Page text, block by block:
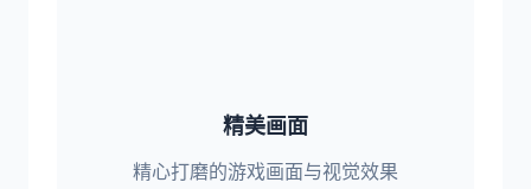
精美画面
精心打磨的游戏画面与视觉效果